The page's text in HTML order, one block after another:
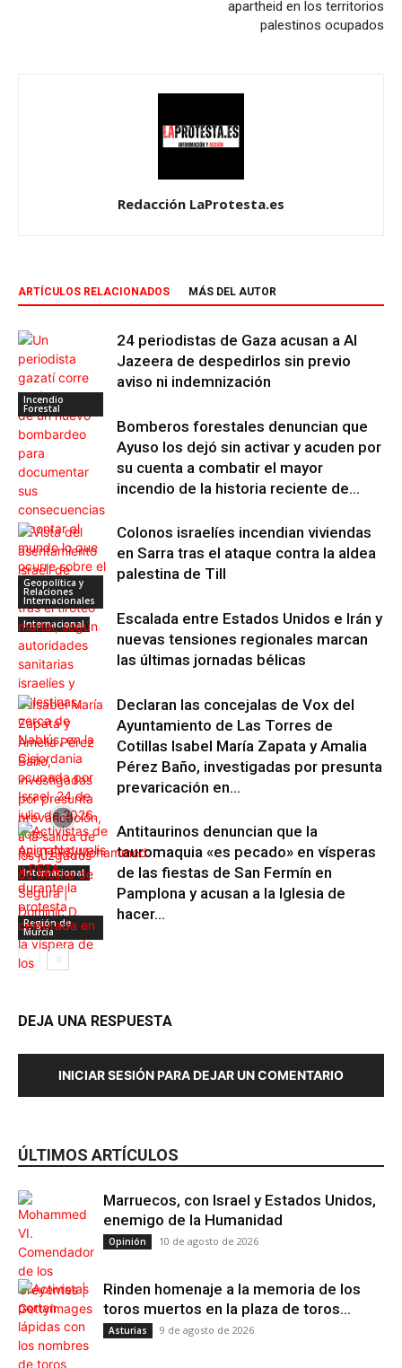
apartheid en los territorios
palestinos ocupados
Redacción LaProtesta.es
ARTÍCULOS RELACIONADOS MÁS DEL AUTOR
Internacional
24 periodistas de Gaza acusan a Al
Jazeera de despedirlos sin previo
aviso ni indemnización
Incendio
Forestal
Bomberos forestales denuncian que
Ayuso los dejó sin activar y acuden por
su cuenta a combatir el mayor
incendio de la historia reciente de...
Internacional
Colonos israelíes incendian viviendas
en Sarra tras el ataque contra la aldea
palestina de Till
Geopolítica y
Relaciones
Internacionales
Escalada entre Estados Unidos e Irán y
nuevas tensiones regionales marcan
las últimas jornadas bélicas
Región de
Murcia
Declaran las concejalas de Vox del
Ayuntamiento de Las Torres de
Cotillas Isabel María Zapata y Amalia
Pérez Baño, investigadas por presunta
prevaricación en...
Antitaurinos denuncian que la
tauromaquia «es pecado» en vísperas
de las fiestas de San Fermín en
Pamplona y acusan a la Iglesia de
hacer...
DEJA UNA RESPUESTA
INICIAR SESIÓN PARA DEJAR UN COMENTARIO
ÚLTIMOS ARTÍCULOS
Marruecos, con Israel y Estados Unidos,
enemigo de la Humanidad
Opinión 10 de agosto de 2026
Rinden homenaje a la memoria de los
toros muertos en la plaza de toros...
Asturias 9 de agosto de 2026